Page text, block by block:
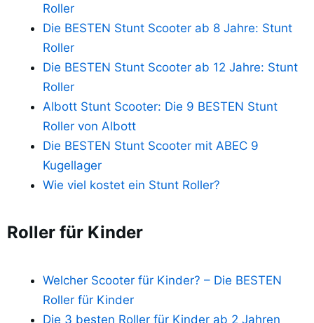
Roller
Die BESTEN Stunt Scooter ab 8 Jahre: Stunt
Roller
Die BESTEN Stunt Scooter ab 12 Jahre: Stunt
Roller
Albott Stunt Scooter: Die 9 BESTEN Stunt
Roller von Albott
Die BESTEN Stunt Scooter mit ABEC 9
Kugellager
Wie viel kostet ein Stunt Roller?
Roller für Kinder
Welcher Scooter für Kinder? – Die BESTEN
Roller für Kinder
Die 3 besten Roller für Kinder ab 2 Jahren